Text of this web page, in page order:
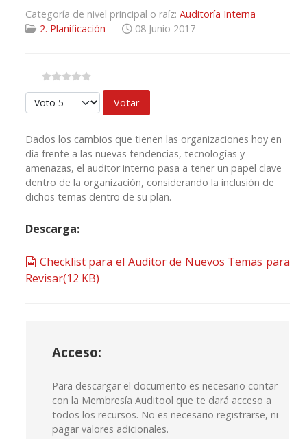
Categoría de nivel principal o raíz: Auditoría Interna
2. Planificación
08 Junio 2017
Por favor, vote
Dados los cambios que tienen las organizaciones hoy en
día frente a las nuevas tendencias, tecnologías y
amenazas, el auditor interno pasa a tener un papel clave
dentro de la organización, considerando la inclusión de
dichos temas dentro de su plan.
Descarga:
spreadsheet
Checklist para el Auditor de Nuevos Temas para
Revisar(12 KB)
Acceso:
Para descargar el documento es necesario contar
con la Membresía Auditool que te dará acceso a
todos los recursos. No es necesario registrarse, ni
pagar valores adicionales.